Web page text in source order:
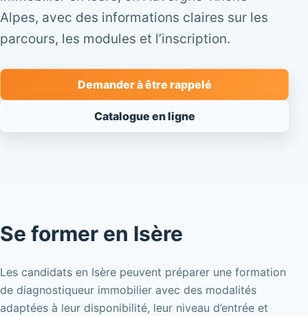
Alpes, avec des informations claires sur les
parcours, les modules et l’inscription.
Demander à être rappelé
Catalogue en ligne
Se former en Isère
Les candidats en Isère peuvent préparer une formation
de diagnostiqueur immobilier avec des modalités
adaptées à leur disponibilité, leur niveau d’entrée et